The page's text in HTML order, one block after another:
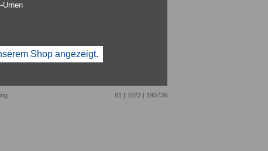
Urnen
Shop angezeigt.
81 | 1022 | 190736